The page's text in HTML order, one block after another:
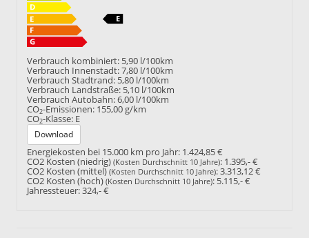
Verbrauch kombiniert: 5,90 l/100km
Verbrauch Innenstadt:7,80 l/100km
Verbrauch Stadtrand: 5,80 l/100km
Verbrauch Landstraße: 5,10 l/100km
Verbrauch Autobahn:6,00 l/100km
CO2-Emissionen: 155,00 g/km
CO2-Klasse: E
Download
Energiekosten bei 15.000 km pro Jahr: 1.424,85 €
CO2 Kosten (niedrig) (Kosten Durchschnitt 10 Jahre): 1.395,- €
CO2 Kosten (mittel) (Kosten Durchschnitt 10 Jahre):3.313,12 €
CO2 Kosten (hoch) (Kosten Durchschnitt 10 Jahre): 5.115,- €
Jahressteuer:324,- €